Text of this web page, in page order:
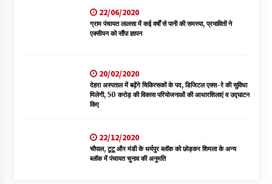
22/06/2020
ग्राम पंचायत लालसा में कई वर्षों से पानी की समस्या, प्रभावितों ने
एक्सीयन को सौंपा ज्ञापन
20/02/2020
देहरा अस्पताल में बढ़ेंगे चिकित्सकों के पद, डिजिटल एक्स-रे की सुविधा
मिलेगी, 50 करोड़ की विकास परियोजनाओं की आधारशिलाएं व उद्घाटन
किए
22/12/2020
चौपाल, टूटू और मंडी के धर्मपुर ब्लॉक को छोड़कर शिमला के अन्य
ब्लॉक में पंचायत चुनाव की अनुमति